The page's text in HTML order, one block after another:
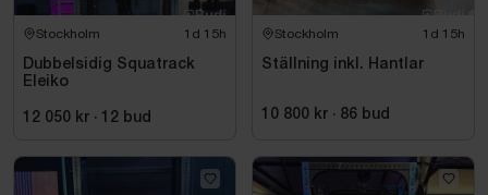
Stockholm 1d 15h
Dubbelsidig Squatrack
Eleiko
12 050 kr · 12 bud
Stockholm 1d 15h
Ställning inkl. Hantlar
10 800 kr · 86 bud